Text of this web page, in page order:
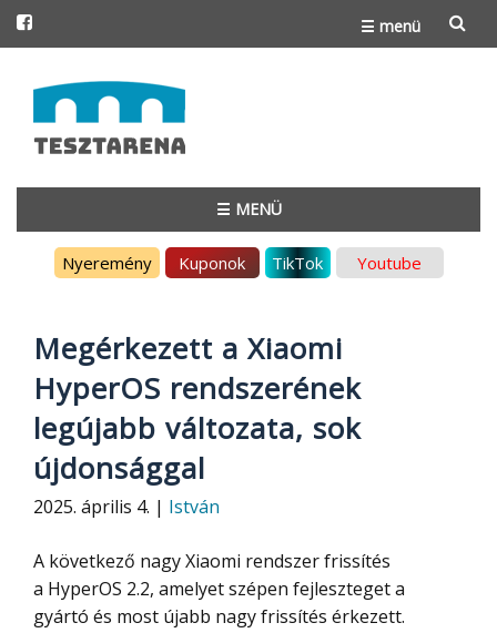
☰ menü
to
content
☰ MENÜ
Nyeremény Kuponok TikTok Youtube
Megérkezett a Xiaomi
HyperOS rendszerének
legújabb változata, sok
újdonsággal
2025. április 4. | István
A következő nagy Xiaomi rendszer frissítés
a HyperOS 2.2, amelyet szépen fejleszteget a
gyártó és most újabb nagy frissítés érkezett.